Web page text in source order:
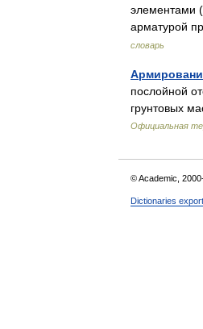
элементами
арматурой
словарь
послойной
грунтовых
Официальная
© Academic,
Dictionaries export